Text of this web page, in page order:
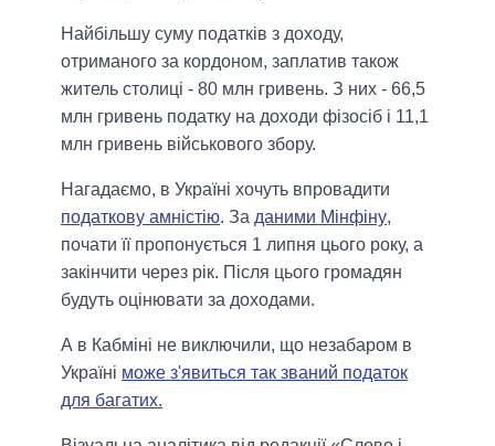
Найбільшу суму податків з доходу,
отриманого за кордоном, заплатив також
житель столиці - 80 млн гривень. З них - 66,5
млн гривень податку на доходи фізосіб і 11,1
млн гривень військового збору.
Нагадаємо, в Україні хочуть впровадити
податкову амністію. За даними Мінфіну,
почати її пропонується 1 липня цього року, а
закінчити через рік. Після цього громадян
будуть оцінювати за доходами.
А в Кабміні не виключили, що незабаром в
Україні може з'явиться так званий податок
для багатих.